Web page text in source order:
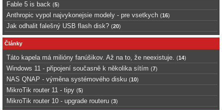
Fable 5 is back (5)
Anthropic vypol najvykonejsie modely - pre vsetkych (16)
Jak odhalit falešný USB flash disk? (20)
Články
Táto kapela má milióny fanúšikov. Až na to, že neexistuje. (14)
Windows 11 - připojení současně k několika sítím (7)
NAS QNAP - výměna systémového disku (10)
MikroTik router 11 - tipy (5)
MikroTik router 10 - upgrade routeru (3)